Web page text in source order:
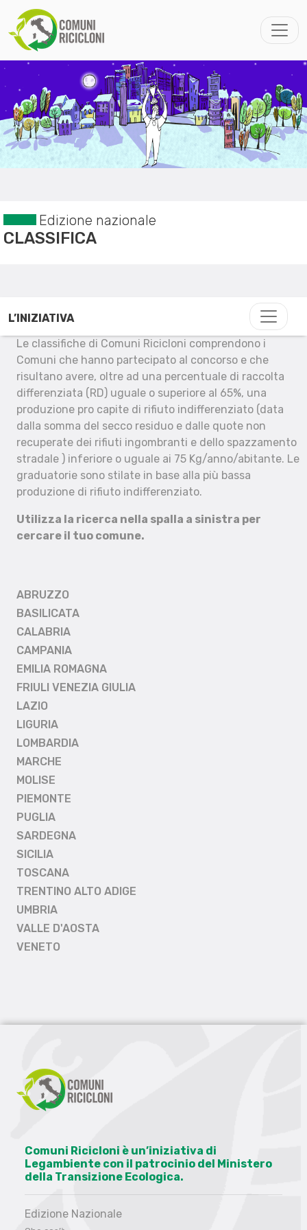
Edizione nazionale
CLASSIFICA
L’INIZIATIVA
Le classifiche di Comuni Ricicloni comprendono i
Comuni che hanno partecipato al concorso e che
risultano avere, oltre ad una percentuale di raccolta
differenziata (RD) uguale o superiore al 65%, una
produzione pro capite di rifiuto indifferenziato (data
dalla somma del secco residuo e dalle quote non
recuperate dei rifiuti ingombranti e dello spazzamento
stradale ) inferiore o uguale ai 75 Kg/anno/abitante. Le
graduatorie sono stilate in base alla più bassa
produzione di rifiuto indifferenziato.
Utilizza la ricerca nella spalla a sinistra per
cercare il tuo comune.
ABRUZZO
BASILICATA
CALABRIA
CAMPANIA
EMILIA ROMAGNA
FRIULI VENEZIA GIULIA
LAZIO
LIGURIA
LOMBARDIA
MARCHE
MOLISE
PIEMONTE
PUGLIA
SARDEGNA
SICILIA
TOSCANA
TRENTINO ALTO ADIGE
UMBRIA
VALLE D'AOSTA
VENETO
Comuni Ricicloni è un’iniziativa di
Legambiente con il patrocinio del Ministero
della Transizione Ecologica.
Edizione Nazionale